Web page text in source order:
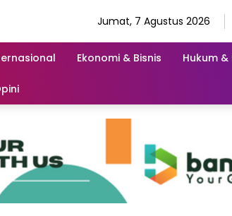
Jumat, 7 Agustus 2026
Ekonomi & Bisnis Hukum &